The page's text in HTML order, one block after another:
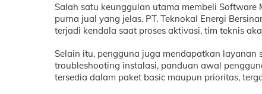
Salah satu keunggulan utama membeli
purna jual yang jelas. PT. Teknokal Energi
terjadi kendala saat proses aktivasi, tim teknis
Selain itu, pengguna juga mendapatkan
troubleshooting instalasi, panduan awal
tersedia dalam paket basic maupun prioritas,